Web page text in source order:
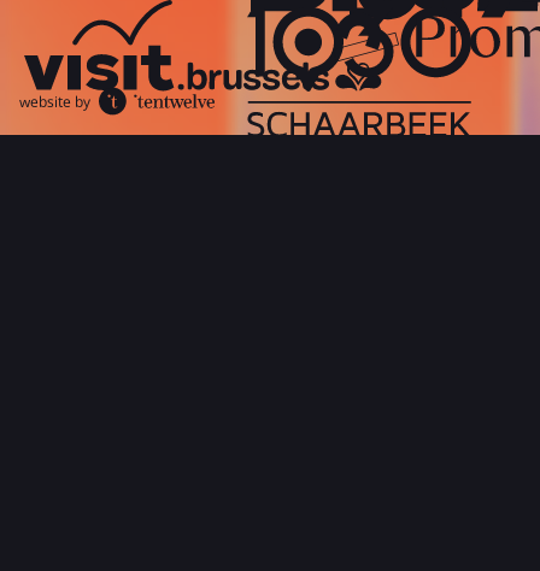
website by